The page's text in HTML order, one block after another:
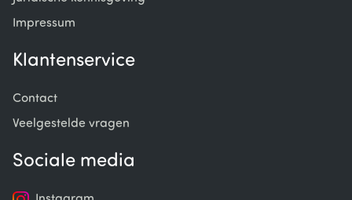
Impressum
Klantenservice
Contact
Veelgestelde vragen
Sociale media